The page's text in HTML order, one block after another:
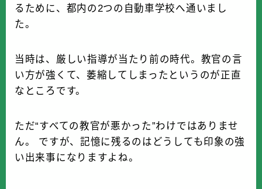
るために、都内の2つの自動車学校へ通いまし
た。
当時は、厳しい指導が当たり前の時代。教官の言
い方が強くて、萎縮してしまったというのが正直
なところです。
ただ“すべての教官が悪かった”わけではありませ
ん。 ですが、記憶に残るのはどうしても印象の強
い出来事になりますよね。